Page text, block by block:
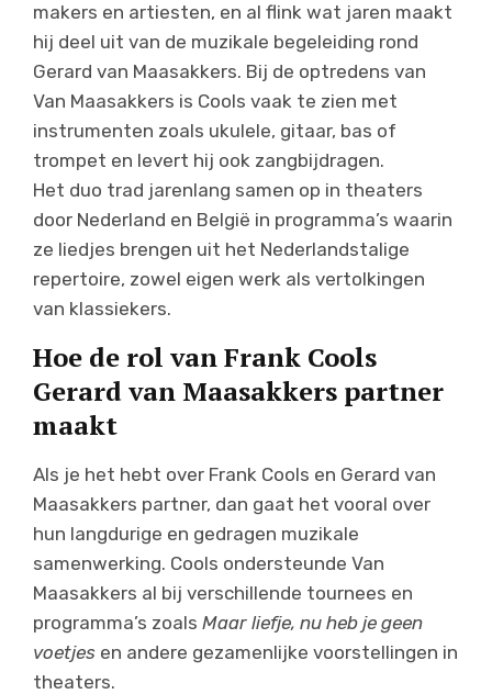
makers en artiesten, en al flink wat jaren maakt
hij deel uit van de muzikale begeleiding rond
Gerard van Maasakkers. Bij de optredens van
Van Maasakkers is Cools vaak te zien met
instrumenten zoals ukulele, gitaar, bas of
trompet en levert hij ook zangbijdragen.
Het duo trad jarenlang samen op in theaters
door Nederland en België in programma’s waarin
ze liedjes brengen uit het Nederlandstalige
repertoire, zowel eigen werk als vertolkingen
van klassiekers.
Hoe de rol van Frank Cools
Gerard van Maasakkers partner
maakt
Als je het hebt over Frank Cools en Gerard van
Maasakkers partner, dan gaat het vooral over
hun langdurige en gedragen muzikale
samenwerking. Cools ondersteunde Van
Maasakkers al bij verschillende tournees en
programma’s zoals Maar liefje, nu heb je geen
voetjes en andere gezamenlijke voorstellingen in
theaters.